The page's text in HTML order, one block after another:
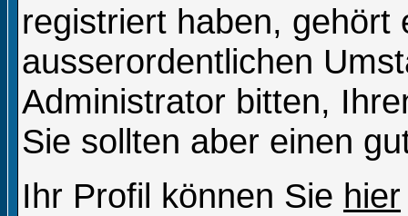
registriert haben, gehört
ausserordentlichen
Administrator bitten,
Sie sollten aber einen
Ihr Profil können Sie hier